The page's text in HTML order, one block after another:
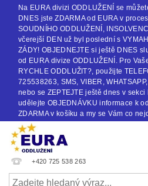
Na EURA divizi ODDLUŽENÍ se
DNES jste ZDARMA od EURA v
SOUDNÍHO ODDLUŽENÍ,
včerejší DEN už byl poslední s
ZÁDY! OBJEDNEJTE si ještě DNES
od EURA divize ODDLUŽENÍ. Pro
RYCHLE ODDLUŽIT?, použijte
725538263, SMS, VIBER,
nebo se ZEPTEJTE ještě dnes v sekci
udělejte OBJEDNÁVKU informace k
ZDARMA v košíku a my se Vám co
+420 725 538 263